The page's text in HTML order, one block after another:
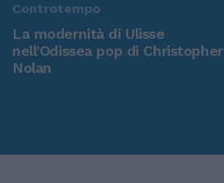
Controtempo
La modernità di Ulisse
nell'Odissea pop di Christopher
Nolan